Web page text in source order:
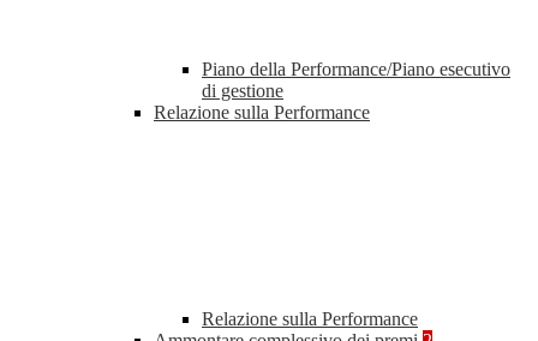
Piano della Performance/Piano esecutivo
di gestione
Relazione sulla Performance
Relazione sulla Performance